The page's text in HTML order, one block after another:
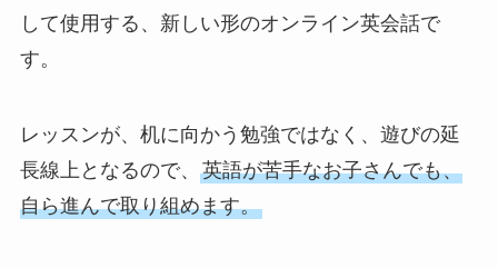
して使用する、新しい形のオンライン英会話で
す。
レッスンが、机に向かう勉強ではなく、遊びの延
長線上となるので、 英語が苦手なお子さんでも、
自ら進んで取り組めます。